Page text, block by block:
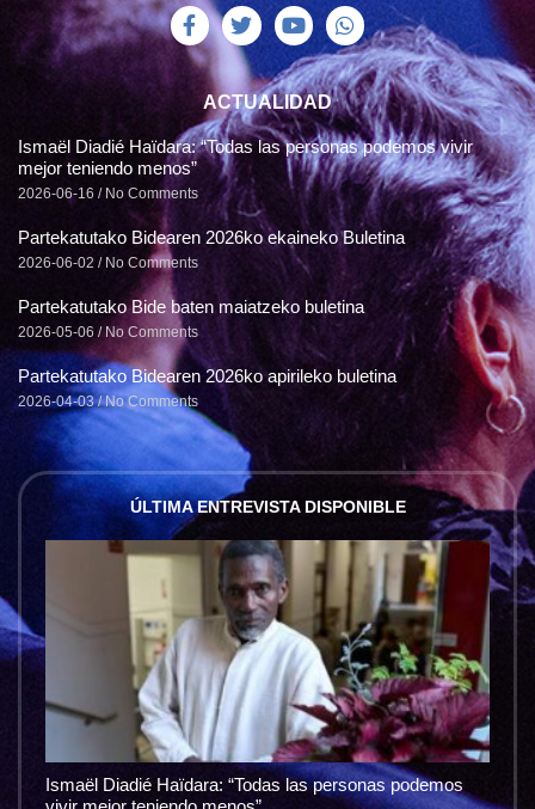
ACTUALIDAD
Ismaël Diadié Haïdara: “Todas las personas podemos vivir
mejor teniendo menos”
2026-06-16 No Comments
Partekatutako Bidearen 2026ko ekaineko Buletina
2026-06-02 No Comments
Partekatutako Bide baten maiatzeko buletina
2026-05-06 No Comments
Partekatutako Bidearen 2026ko apirileko buletina
2026-04-03 No Comments
ÚLTIMA ENTREVISTA DISPONIBLE
Ismaël Diadié Haïdara: “Todas las personas podemos